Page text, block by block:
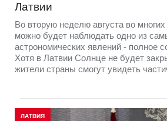
Латвии
Во вторую неделю августа во
можно будет наблюдать одно из
астрономических явлений - полное
Хотя в Латвии Солнце не будет
жители страны смогут увидеть
ЛАТВИЯ